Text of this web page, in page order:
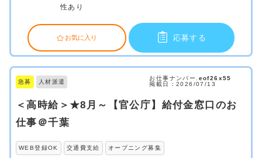
性あり
お気に入り 応募する
急募 人材派遣
お仕事ナンバー. eof26x55
掲載日：2026/07/13
＜高時給＞★8月～【官公庁】給付金窓口のお
仕事＠千葉
WEB登録OK 交通費支給 オープニング募集